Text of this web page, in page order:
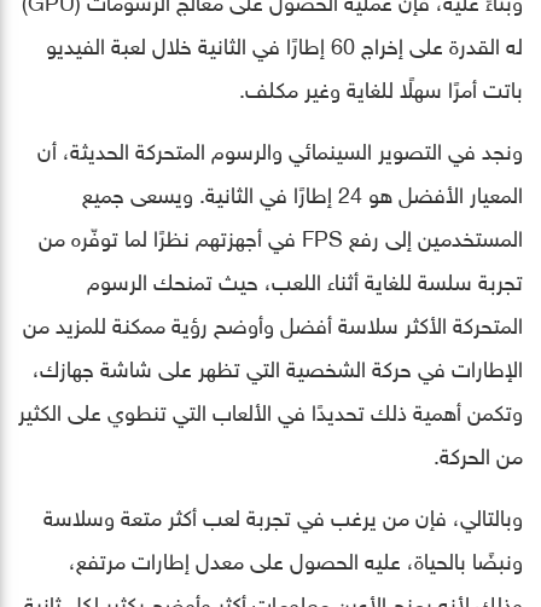
له القدرة على إخراج 60 إطارًا في الثانية خلال لعبة الفيديو
باتت أمرًا سهلًا للغاية وغير مكلف.
ونجد في التصوير السينمائي والرسوم المتحركة الحديثة، أن
المعيار الأفضل هو 24 إطارًا في الثانية. ويسعى جميع
المستخدمين إلى رفع FPS في أجهزتهم نظرًا لما توفّره من
تجربة سلسة للغاية أثناء اللعب، حيث تمنحك الرسوم
المتحركة الأكثر سلاسة أفضل وأوضح رؤية ممكنة للمزيد من
الإطارات في حركة الشخصية التي تظهر على شاشة جهازك،
وتكمن أهمية ذلك تحديدًا في الألعاب التي تنطوي على الكثير
من الحركة.
وبالتالي، فإن من يرغب في تجربة لعب أكثر متعة وسلاسة
ونبضًا بالحياة، عليه الحصول على معدل إطارات مرتفع،